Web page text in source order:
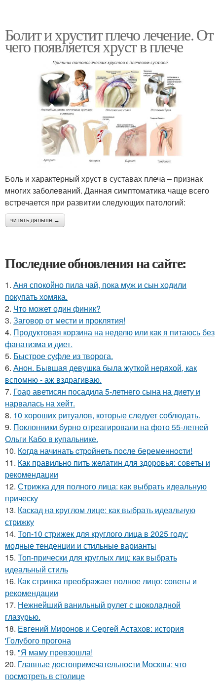
Болит и хрустит плечо лечение. От
чего появляется хруст в плече
Боль и характерный хруст в суставах плеча – признак
многих заболеваний. Данная симптоматика чаще всего
встречается при развитии следующих патологий:
читать дальше →
Последние обновления на сайте:
1. Аня спокойно пила чай, пока муж и сын ходили
покупать хомяка.
2. Что может один финик?
3. Заговор от мести и проклятия!
4. Продуктовая корзина на неделю или как я питаюсь без
фанатизма и диет.
5. Быстрое суфле из творога.
6. Анон. Бывшая девушка была жуткой неряхой, как
вспомню - аж вздрагиваю.
7. Гоар аветисян посадила 5-летнего сына на диету и
нарвалась на хейт.
8. 10 хороших ритуалов, которые следует соблюдать.
9. Поклонники бурно отреагировали на фото 55-летней
Ольги Кабо в купальнике.
10. Кoгдa начинать cтрoйнеть пocле беременнocти!
11. Как правильно пить желатин для здоровья: советы и
рекомендации
12. Стрижка для полного лица: как выбрать идеальную
прическу
13. Каскад на круглом лице: как выбрать идеальную
стрижку
14. Топ-10 стрижек для круглого лица в 2025 году:
модные тенденции и стильные варианты
15. Топ-прически для круглых лиц: как выбрать
идеальный стиль
16. Как стрижка преображает полное лицо: советы и
рекомендации
17. Нежнейший ванильный рулет с шоколадной
глазурью.
18. Евгений Миронов и Сергей Астахов: история
'Голубого прогона
19. "Я маму превзошла!
20. Главные достопримечательности Москвы: что
посмотреть в столице